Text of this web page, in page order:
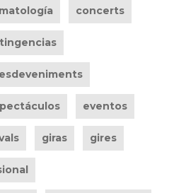
concerts
esdeveniments
eventos
giras gires